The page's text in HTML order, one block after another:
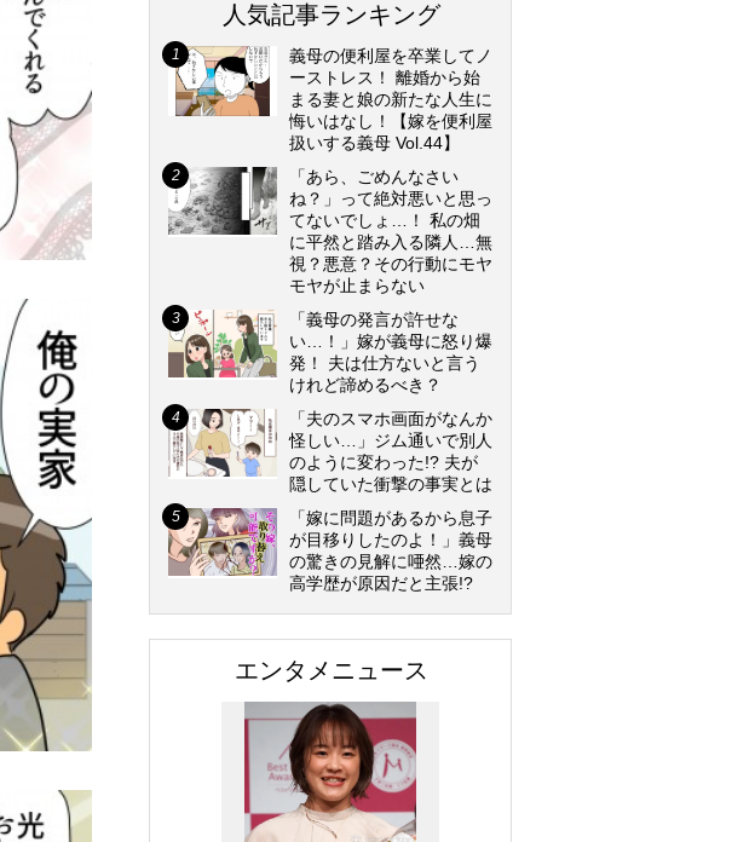
人気記事ランキング
義母の便利屋を卒業してノ
ーストレス！ 離婚から始
まる妻と娘の新たな人生に
悔いはなし！【嫁を便利屋
扱いする義母 Vol.44】
「あら、ごめんなさい
ね？」って絶対悪いと思っ
てないでしょ…！ 私の畑
に平然と踏み入る隣人…無
視？悪意？その行動にモヤ
モヤが止まらない
「義母の発言が許せな
い…！」嫁が義母に怒り爆
発！ 夫は仕方ないと言う
けれど諦めるべき？
「夫のスマホ画面がなんか
怪しい…」ジム通いで別人
のように変わった!? 夫が
隠していた衝撃の事実とは
「嫁に問題があるから息子
が目移りしたのよ！」義母
の驚きの見解に唖然…嫁の
高学歴が原因だと主張!?
エンタメニュース